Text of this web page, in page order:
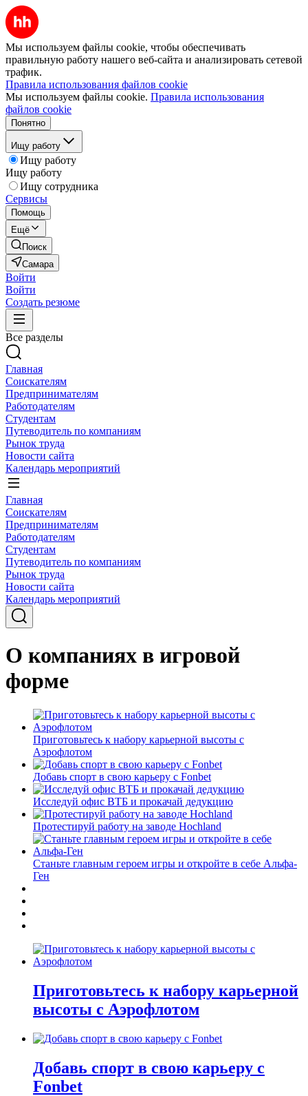
Мы используем файлы cookie, чтобы обеспечивать
правильную работу нашего веб-сайта и анализировать сетевой
трафик.
Правила использования файлов cookie
Мы используем файлы cookie. Правила использования
файлов cookie
Понятно
Ищу работу
Ищу работу
Ищу работу
Ищу сотрудника
Сервисы
Помощь
Ещё
Поиск
Самара
Войти
Войти
Создать резюме
Все разделы
Главная
Соискателям
Предпринимателям
Работодателям
Студентам
Путеводитель по компаниям
Рынок труда
Новости сайта
Календарь мероприятий
Главная
Соискателям
Предпринимателям
Работодателям
Студентам
Путеводитель по компаниям
Рынок труда
Новости сайта
Календарь мероприятий
О компаниях в игровой
форме
Приготовьтесь к набору карьерной высоты с
Аэрофлотом
Добавь спорт в свою карьеру с Fonbet
Исследуй офис ВТБ и прокачай дедукцию
Протестируй работу на заводе Hochland
Станьте главным героем игры и откройте в себе Альфа-
Ген
Приготовьтесь к набору карьерной
высоты с Аэрофлотом
Добавь спорт в свою карьеру с
Fonbet